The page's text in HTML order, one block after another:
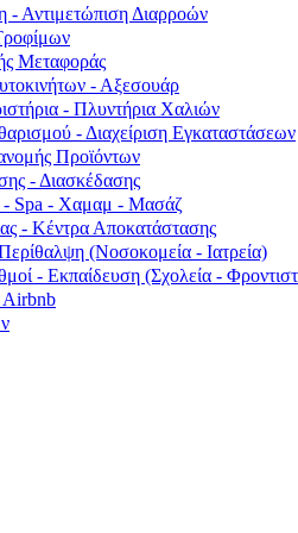
- Αντιμετώπιση Διαρροών
Μεταφοράς
- Αξεσουάρ
- Πλυντήρια Χαλιών
- Διαχείριση Εγκαταστάσεων
Προϊόντων
- Διασκέδασης
- Spa - Χαμαμ - Μασάζ
- Κέντρα Αποκατάστασης
(Νοσοκομεία - Ιατρεία)
- Εκπαίδευση (Σχολεία -
Airbnb